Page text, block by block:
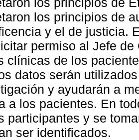
los principios de
y el de justicia.
permiso al Jefe
clínicas de los
datos serán
y ayudarán a
a los pacientes. En
participantes y se
ser identificados.